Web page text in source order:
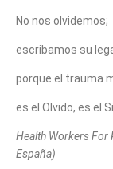
No nos olvidemos;
escribamos su
porque el trauma
es el Olvido, es el
Health Workers For
España)